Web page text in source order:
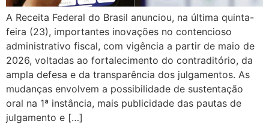
A Receita Federal do Brasil anunciou, na última quinta-
feira (23), importantes inovações no contencioso
administrativo fiscal, com vigência a partir de maio de
2026, voltadas ao fortalecimento do contraditório, da
ampla defesa e da transparência dos julgamentos. As
mudanças envolvem a possibilidade de sustentação
oral na 1ª instância, mais publicidade das pautas de
julgamento e […]